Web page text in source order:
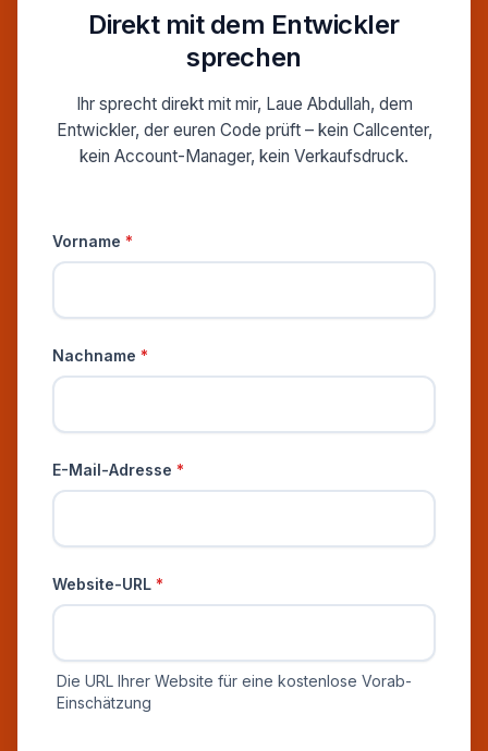
Direkt mit dem Entwickler
sprechen
Ihr sprecht direkt mit mir, Laue Abdullah, dem
Entwickler, der euren Code prüft – kein Callcenter,
kein Account-Manager, kein Verkaufsdruck.
Vorname *
Nachname *
E-Mail-Adresse *
Website-URL *
Die URL Ihrer Website für eine kostenlose Vorab-
Einschätzung